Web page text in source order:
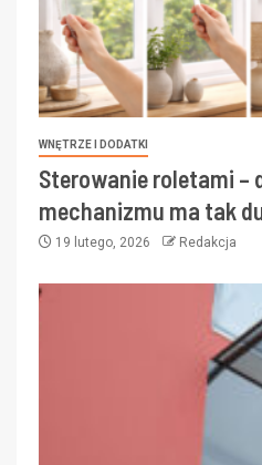
WNĘTRZE I DODATKI
Sterowanie roletami –
mechanizmu ma tak
19 lutego, 2026 Redakcja